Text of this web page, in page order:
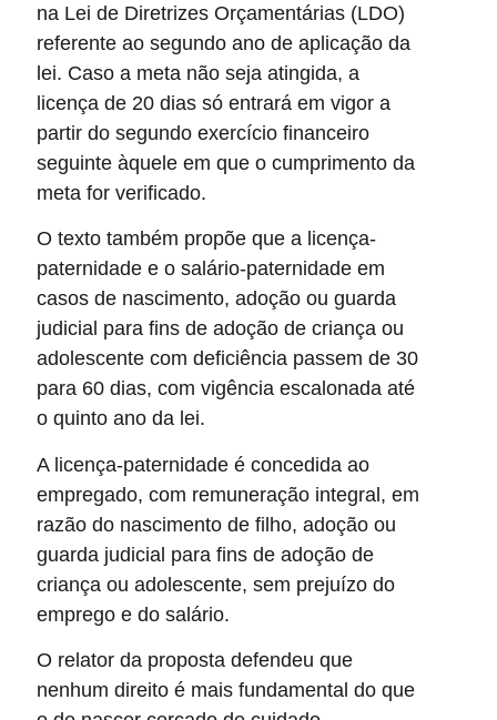
na Lei de Diretrizes Orçamentárias (LDO)
referente ao segundo ano de aplicação da
lei. Caso a meta não seja atingida, a
licença de 20 dias só entrará em vigor a
partir do segundo exercício financeiro
seguinte àquele em que o cumprimento da
meta for verificado.
O texto também propõe que a licença-
paternidade e o salário-paternidade em
casos de nascimento, adoção ou guarda
judicial para fins de adoção de criança ou
adolescente com deficiência passem de 30
para 60 dias, com vigência escalonada até
o quinto ano da lei.
A licença-paternidade é concedida ao
empregado, com remuneração integral, em
razão do nascimento de filho, adoção ou
guarda judicial para fins de adoção de
criança ou adolescente, sem prejuízo do
emprego e do salário.
O relator da proposta defendeu que
nenhum direito é mais fundamental do que